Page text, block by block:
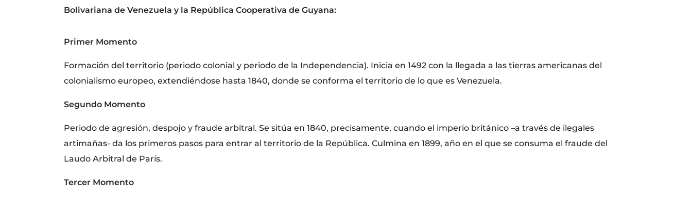
Bolivariana de Venezuela y la República Cooperativa de Guyana:
Primer Momento
Formación del territorio (periodo colonial y periodo de la Independencia). Inicia en 1492 con la llegada a las tierras americanas del
colonialismo europeo, extendiéndose hasta 1840, donde se conforma el territorio de lo que es Venezuela.
Segundo Momento
Periodo de agresión, despojo y fraude arbitral. Se sitúa en 1840, precisamente, cuando el imperio británico –a través de ilegales
artimañas- da los primeros pasos para entrar al territorio de la República. Culmina en 1899, año en el que se consuma el fraude del
Laudo Arbitral de París.
Tercer Momento